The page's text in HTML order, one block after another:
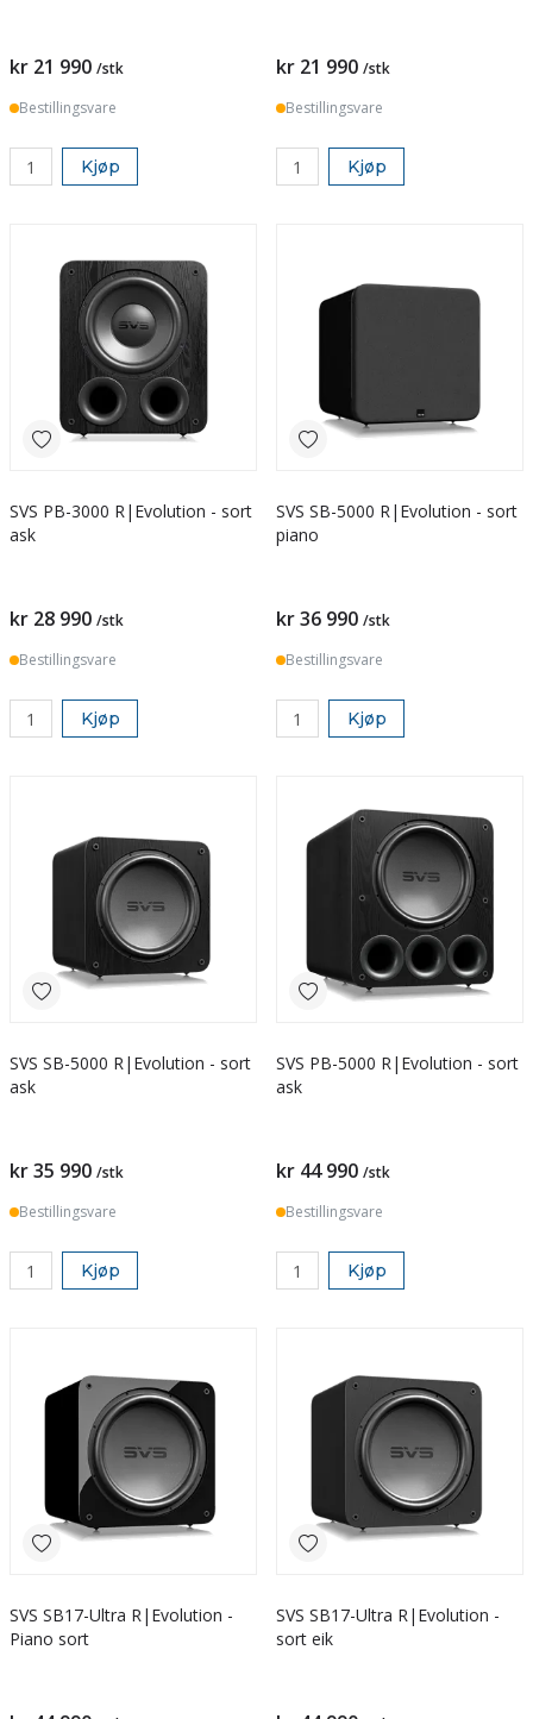
kr 21 990 /stk
Bestillingsvare
Kjøp
kr 21 990 /stk
Bestillingsvare
Kjøp
SVS PB-3000 R|Evolution - sort
ask
kr 28 990 /stk
Bestillingsvare
Kjøp
SVS SB-5000 R|Evolution - sort
piano
kr 36 990 /stk
Bestillingsvare
Kjøp
SVS SB-5000 R|Evolution - sort
ask
kr 35 990 /stk
Bestillingsvare
Kjøp
SVS PB-5000 R|Evolution - sort
ask
kr 44 990 /stk
Bestillingsvare
Kjøp
SVS SB17-Ultra R|Evolution -
Piano sort
SVS SB17-Ultra R|Evolution -
sort eik